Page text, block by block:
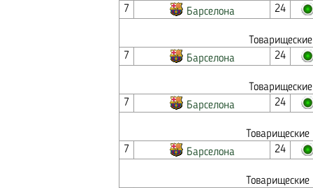
7
Барселона 24
7
Барселона 24
7
Барселона 24
7
Барселона 24